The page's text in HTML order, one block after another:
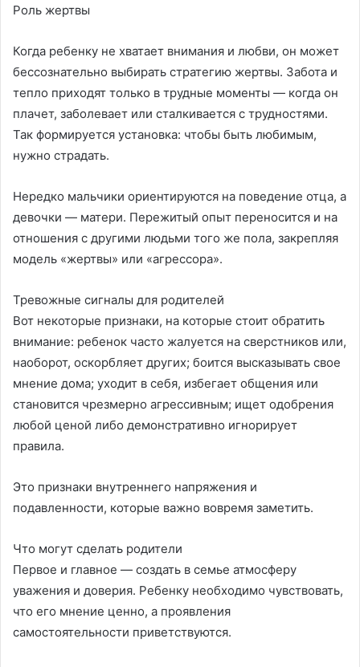
Роль жертвы
Когда ребенку не хватает внимания и любви, он может
бессознательно выбирать стратегию жертвы. Забота и
тепло приходят только в трудные моменты — когда он
плачет, заболевает или сталкивается с трудностями.
Так формируется установка: чтобы быть любимым,
нужно страдать.
Нередко мальчики ориентируются на поведение отца, а
девочки — матери. Пережитый опыт переносится и на
отношения с другими людьми того же пола, закрепляя
модель «жертвы» или «агрессора».
Тревожные сигналы для родителей
Вот некоторые признаки, на которые стоит обратить
внимание: ребенок часто жалуется на сверстников или,
наоборот, оскорбляет других; боится высказывать свое
мнение дома; уходит в себя, избегает общения или
становится чрезмерно агрессивным; ищет одобрения
любой ценой либо демонстративно игнорирует
правила.
Это признаки внутреннего напряжения и
подавленности, которые важно вовремя заметить.
Что могут сделать родители
Первое и главное — создать в семье атмосферу
уважения и доверия. Ребенку необходимо чувствовать,
что его мнение ценно, а проявления
самостоятельности приветствуются.